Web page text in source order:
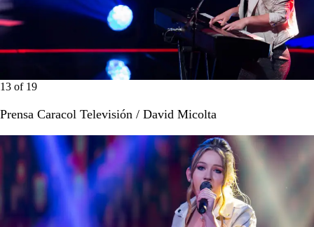
13 of 19
Prensa Caracol Televisión / David Micolta